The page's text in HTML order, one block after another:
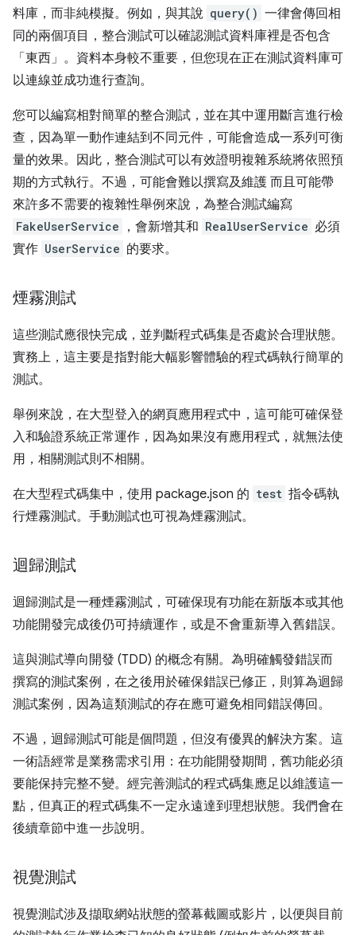
料庫，而非純模擬。例如，與其說 query() 一律會傳回相
同的兩個項目，整合測試可以確認測試資料庫裡是否包含
「東西」 。資料本身較不重要，但您現在正在測試資料庫可
以連線並成功進行查詢。
您可以編寫相對簡單的整合測試，並在其中運用斷言進行檢
查，因為單一動作連結到不同元件，可能會造成一系列可衡
量的效果。因此，整合測試可以有效證明複雜系統將依照預
期的方式執行。不過，可能會難以撰寫及維護 而且可能帶
來許多不需要的複雜性舉例來說，為整合測試編寫
FakeUserService ，會新增其和 RealUserService 必須
實作 UserService 的要求。
煙霧測試
這些測試應很快完成，並判斷程式碼集是否處於合理狀態。
實務上，這主要是指對能大幅影響體驗的程式碼執行簡單的
測試。
舉例來說，在大型登入的網頁應用程式中，這可能可確保登
入和驗證系統正常運作，因為如果沒有應用程式，就無法使
用，相關測試則不相關。
在大型程式碼集中，使用 package.json 的 test 指令碼執
行煙霧測試。手動測試也可視為煙霧測試。
迴歸測試
迴歸測試是一種煙霧測試，可確保現有功能在新版本或其他
功能開發完成後仍可持續運作，或是不會重新導入舊錯誤。
這與測試導向開發 (TDD) 的概念有關。為明確觸發錯誤而
撰寫的測試案例，在之後用於確保錯誤已修正，則算為迴歸
測試案例，因為這類測試的存在應可避免相同錯誤傳回。
不過，迴歸測試可能是個問題，但沒有優異的解決方案。這
一術語經常是業務需求引用：在功能開發期間，舊功能必須
要能保持完整不變。經完善測試的程式碼集應足以維護這一
點，但真正的程式碼集不一定永遠達到理想狀態。我們會在
後續章節中進一步說明。
視覺測試
視覺測試涉及擷取網站狀態的螢幕截圖或影片，以便與目前